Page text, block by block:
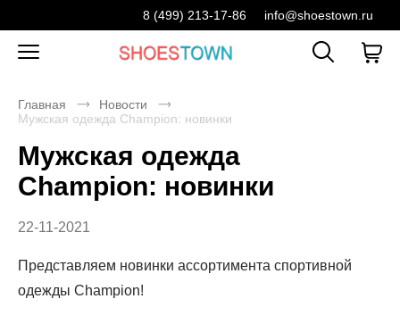
8 (499) 213-17-86 info@shoestown.ru
Главная
Новости
Мужская одежда Champion: новинки
Мужская одежда
Champion: новинки
22-11-2021
Представляем новинки ассортимента спортивной
одежды Champion!